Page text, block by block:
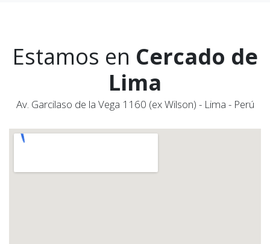
Estamos en Cercado de
Lima
Av. Garcilaso de la Vega 1160 (ex Wilson) - Lima - Perú